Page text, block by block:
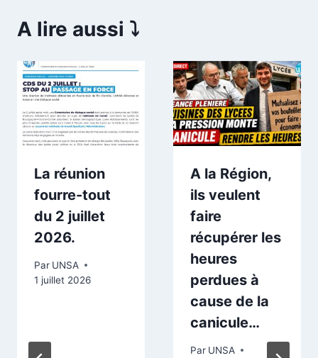
A lire aussi ⤵️
La réunion
fourre-tout
du 2 juillet
2026.
Par UNSA
1 juillet 2026
A la Région,
ils veulent
faire
récupérer les
heures
perdues à
cause de la
canicule…
Par UNSA